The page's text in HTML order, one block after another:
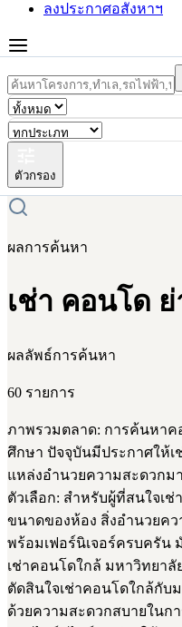
ลงประกาศอสังหาฯ
ตัวกรอง
ผลการค้นหา
เช่า คอนโด
ผลลัพธ์การค้นหา
60 รายการ
ภาพรวมตลาด: การค้นหาค
ศึกษา ปัจจุบันมีประกาศให้
แหล่งอำนวยความสะดวกม
ตัวเลือก: สำหรับผู้ที่สนใจเ
ขนาดของห้อง สิ่งอำนวยค
พร้อมเฟอร์นิเจอร์ครบครัน
เช่าคอนโดใกล้ มหาวิทยาลั
ตัดสินใจเช่าคอนโดใกล้กับ
ด้วยความสะดวกสบายในก